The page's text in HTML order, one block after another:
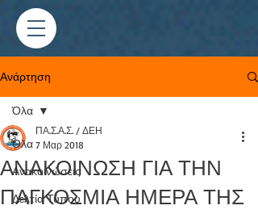
Ανάρτηση
Όλα
Ανακοινώσεις
Δελτία Τύπου
Όλα
ΑΝΑΚΟΙΝΩΣΗ ΓΙΑ ΤΗΝ
ΠΑΓΚΟΣΜΙΑ ΗΜΕΡΑ ΤΗΣ
ΠΑ.Σ.Α.Σ. / ΔΕΗ
7 Μαρ 2018